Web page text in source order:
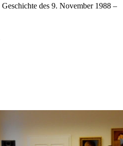
des 9. November 1988 –